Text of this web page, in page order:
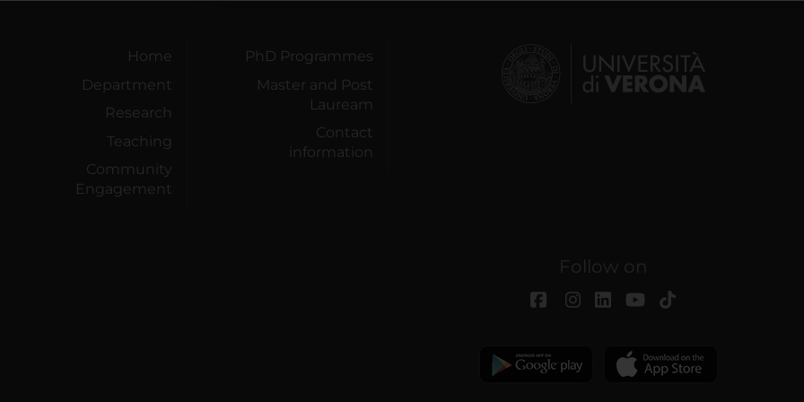
Home
Department
Research
Teaching
Community
Engagement
PhD Programmes
Master and Post
Lauream
Contact
information
Follow on